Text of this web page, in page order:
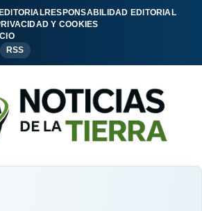
RESPONSABILIDAD EDITORIAL
Y COOKIES
RSS